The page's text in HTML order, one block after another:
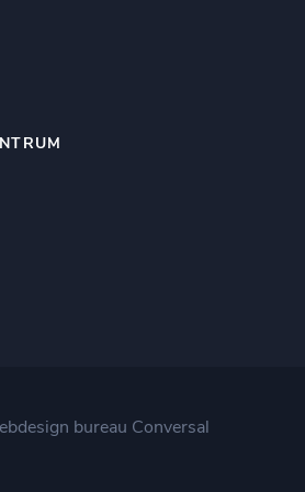
bureau Conversal